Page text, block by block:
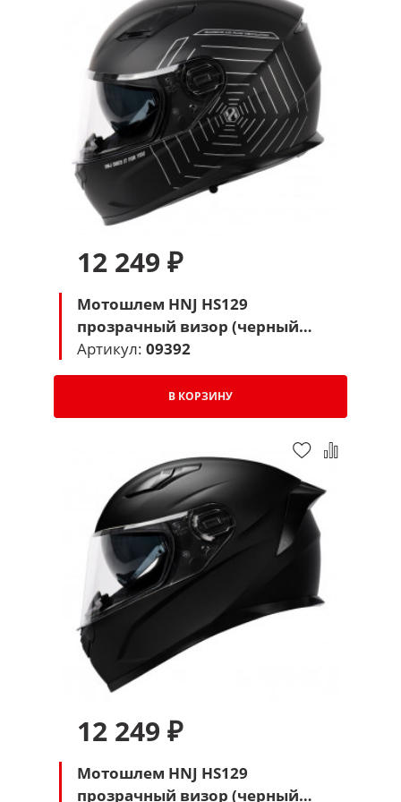
12 249 ₽
Мотошлем HNJ HS129
прозрачный визор (черный
матовый паук)
Артикул: 09392
В КОРЗИНУ
12 249 ₽
Мотошлем HNJ HS129
прозрачный визор (черный